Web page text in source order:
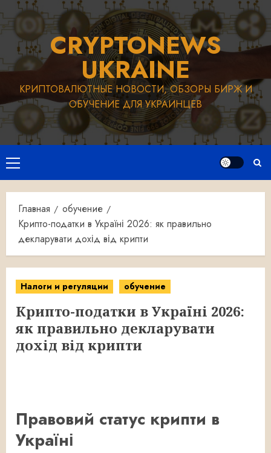
Перейти
к
содержимомуCRYPTONEWS
UKRAINE
КРИПТОВАЛЮТНЫЕ НОВОСТИ, ОБЗОРЫ БИРЖ И
ОБУЧЕНИЕ ДЛЯ УКРАИНЦЕВ
Основное
меню
Главная
обучение
Крипто-податки в Україні 2026: як правильно
декларувати дохід від крипти
Налоги и регуляции обучение
Крипто-податки в Україні 2026:
як правильно декларувати
дохід від крипти
Правовий статус крипти в
Україні